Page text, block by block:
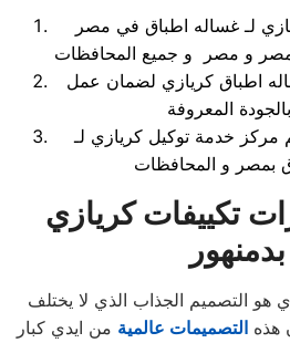
لـ غساله اطباق في مصر
اطباق كريازي لضمان عمل
المعروفة
مركز خدمة توكيل كريازي لـ
تكييفات كريازي
بدمنهور
هو التصميم الجذاب الذي لا يختلف
هذهالتصميمات عالمية من ايدي كبار